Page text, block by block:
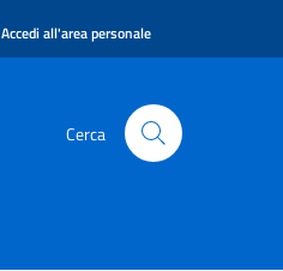
Accedi all'area personale
Cerca